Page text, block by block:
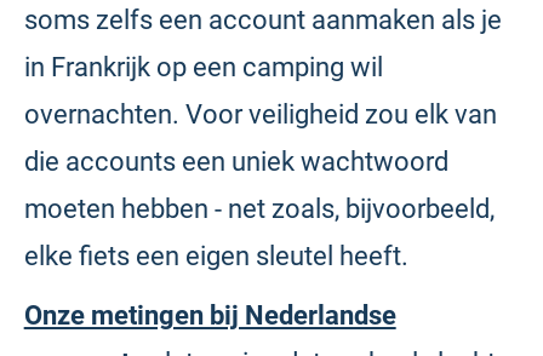
soms zelfs een account aanmaken als je
in Frankrijk op een camping wil
overnachten. Voor veiligheid zou elk van
die accounts een uniek wachtwoord
moeten hebben - net zoals, bijvoorbeeld,
elke fiets een eigen sleutel heeft.
Onze metingen bij Nederlandse